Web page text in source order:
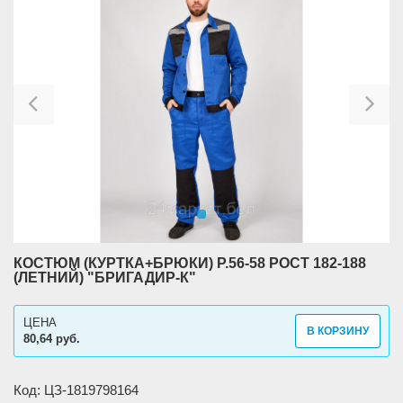
КОСТЮМ (КУРТКА+БРЮКИ) Р.56-58 РОСТ 182-188
(ЛЕТНИЙ) "БРИГАДИР-К"
80,64 руб.
ЦЕНА
В КОРЗИНУ
Код: ЦЗ-1819798164